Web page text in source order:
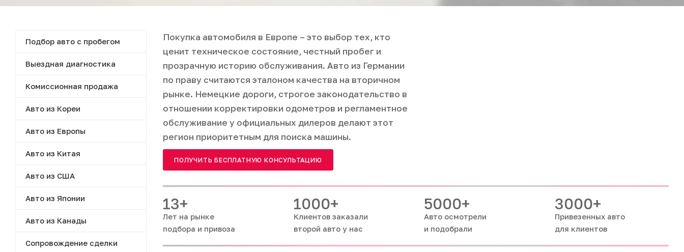
Покупка автомобиля в Европе – это выбор тех, кто
ценит техническое состояние, честный пробег и
прозрачную историю обслуживания. Авто из Германии
по праву считаются эталоном качества на вторичном
рынке. Немецкие дороги, строгое законодательство в
отношении корректировки одометров и регламентное
обслуживание у официальных дилеров делают этот
регион приоритетным для поиска машины.
ПОЛУЧИТЬ БЕСПЛАТНУЮ КОНСУЛЬТАЦИЮ
13+
Лет на рынке
подбора и привоза
1000+
Клиентов заказали
второй авто у нас
5000+
Авто осмотрели
и подобрали
3000+
Привезенных авто
для клиентов
Подбор авто с пробегом
Выездная диагностика
Комиссионная продажа
Авто из Кореи
Авто из Европы
Авто из Китая
Авто из США
Авто из Японии
Авто из Канады
Сопровождение сделки